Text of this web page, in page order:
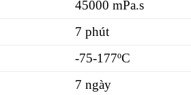
45000 mPa.s
7 phút
-75-177ºC
7 ngày